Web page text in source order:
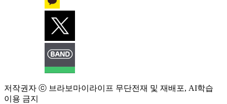
저작권자 ⓒ 브라보마이라이프 무단전재 및 재배포, AI학습
이용 금지